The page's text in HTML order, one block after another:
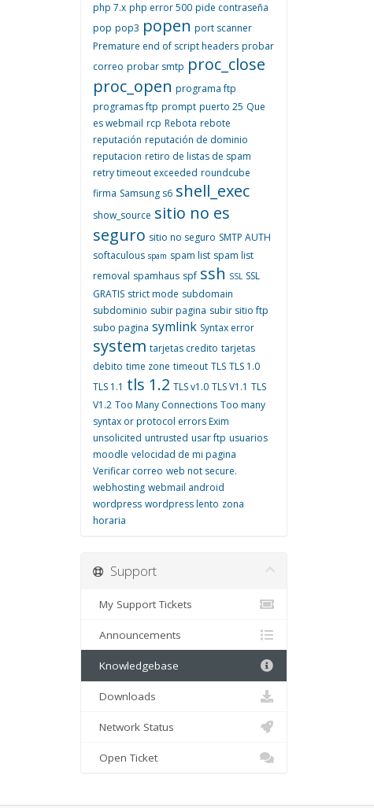
php 7.x php error 500 pide contraseña
pop pop3 popen port scanner
Premature end of script headers probar
correo probar smtp proc_close
proc_open programa ftp
programas ftp prompt puerto 25 Que
es webmail rcp Rebota rebote
reputación reputación de dominio
reputacion retiro de listas de spam
retry timeout exceeded roundcube
firma Samsung s6 shell_exec
show_source sitio no es
seguro sitio no seguro SMTP AUTH
softaculous spam spam list spam list
removal spamhaus spf ssh SSL SSL
GRATIS strict mode subdomain
subdominio subir pagina subir sitio ftp
subo pagina symlink Syntax error
system tarjetas credito tarjetas
debito time zone timeout TLS TLS 1.0
TLS 1.1 tls 1.2 TLS v1.0 TLS V1.1 TLS
V1.2 Too Many Connections Too many
syntax or protocol errors Exim
unsolicited untrusted usar ftp usuarios
moodle velocidad de mi pagina
Verificar correo web not secure.
webhosting webmail android
wordpress wordpress lento zona
horaria
Support
My Support Tickets
Announcements
Knowledgebase
Downloads
Network Status
Open Ticket